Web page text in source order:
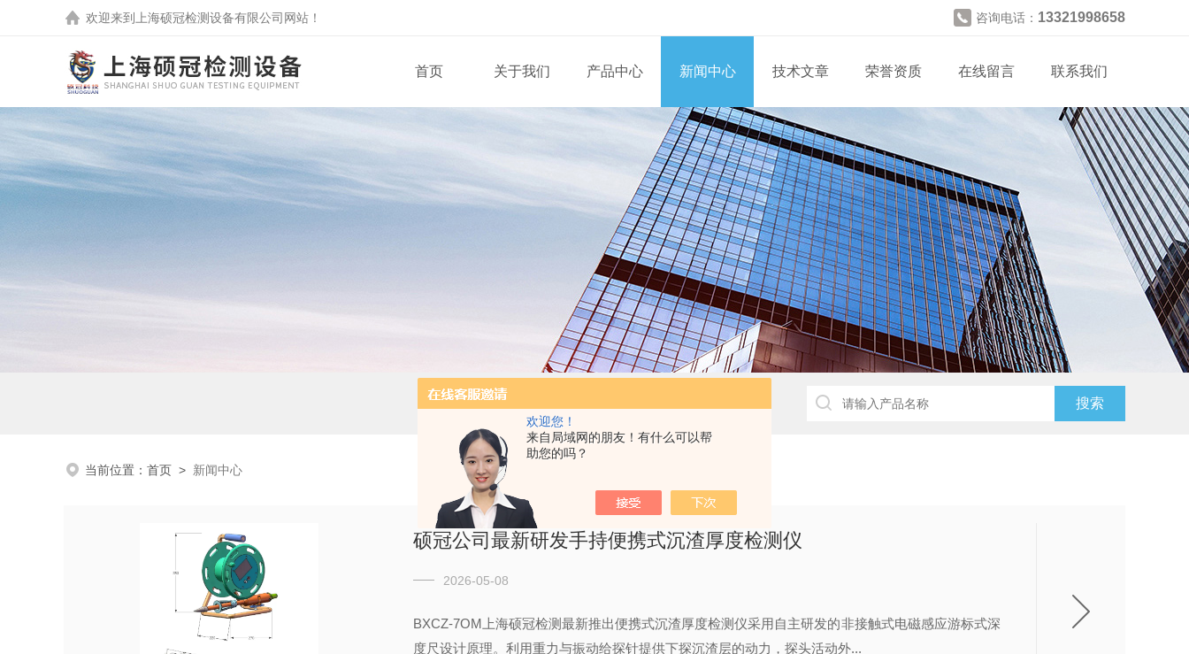
欢迎您！
来自局域网的朋友！有什么可以帮
助您的吗？
欢迎来到 上海硕冠检测设备有限公司 网站！ 咨询电话： 13321998658
首页 关于我们 产品中心 新闻中心 技术文章 荣誉资质 在线留言 联系我们
当前位置： 首页 > 新闻中心
硕冠公司最新研发手持便携式沉渣厚度检测仪
2026-05-08
BXCZ-7OM上海硕冠检测最新推出便携式沉渣厚度检测仪采用自主研发的非接触式电磁感应游标式深
度尺设计原理。利用重力与振动给探针提供下探沉渣层的动力，探头活动外...